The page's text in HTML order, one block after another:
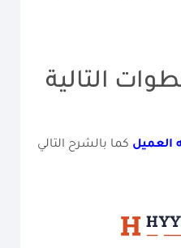
التالية
كما بالشرح التالي